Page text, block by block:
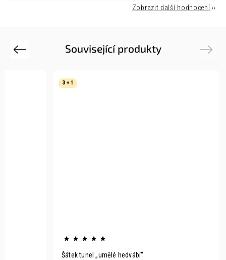
Zobrazit další hodnocení
Související produkty
Previous
3 + 1
Šátek tunel „umělé hedvábí“
Next